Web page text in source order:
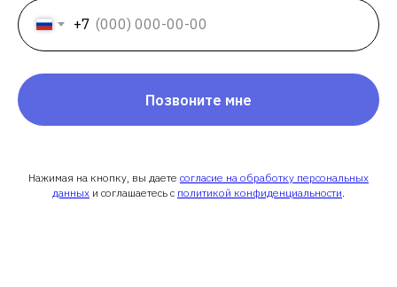
+7
Позвоните мне
Нажимая на кнопку, вы даете согласие на обработку персональных
данных и соглашаетесь c политикой конфиденциальности.